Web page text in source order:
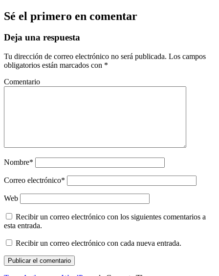
Sé el primero en comentar
Deja una respuesta
Tu dirección de correo electrónico no será publicada. Los campos
obligatorios están marcados con *
Comentario
Nombre*
Correo electrónico*
Web
Recibir un correo electrónico con los siguientes comentarios a
esta entrada.
Recibir un correo electrónico con cada nueva entrada.